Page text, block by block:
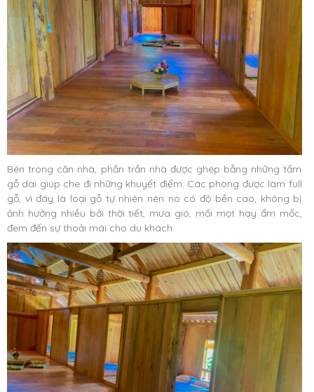
Bên trong căn nhà, phần trần nhà được ghép bằng những tấm
gỗ dài giúp che đi những khuyết điểm. Các phòng được làm full
gỗ, vì đây là loại gỗ tự nhiên nên nó có độ bền cao, không bị
ảnh hưởng nhiều bởi thời tiết, mưa gió, mối mọt hay ẩm mốc,
đem đến sự thoải mái cho du khách.